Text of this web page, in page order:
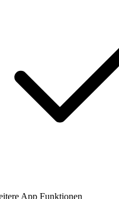
App Funktionen